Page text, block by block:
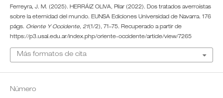
Ferreyra, J. M. (2025). HERRÁIZ OLIVA, Pilar (2022). Dos tratados averroístas
sobre la eternidad del mundo. EUNSA Ediciones Universidad de Navarra. 176
págs. Oriente Y Occidente, 21(1/2), 71–75. Recuperado a partir de
https://p3.usal.edu.ar/index.php/oriente-occidente/article/view/7265
Más formatos de cita
Número